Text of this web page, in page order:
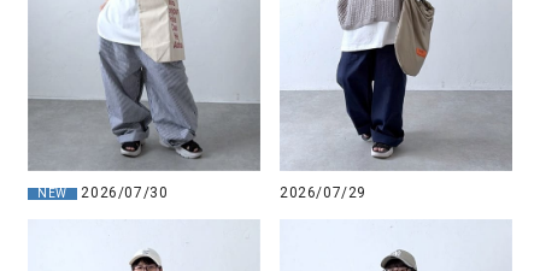
NEW 2026/07/30 2026/07/29